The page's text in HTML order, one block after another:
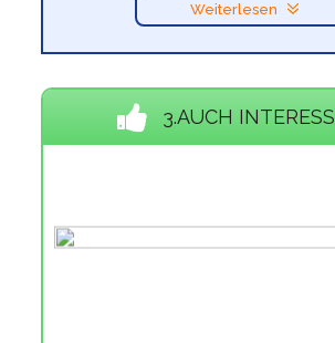
Weiterlesen
3.AUCH